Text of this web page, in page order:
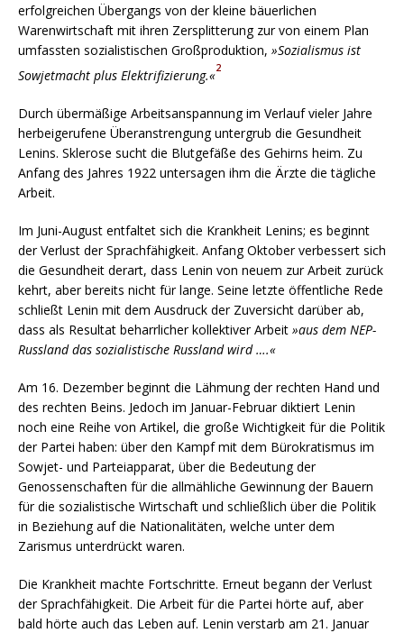
erfolgreichen Übergangs von der kleine bäuerlichen
Warenwirtschaft mit ihren Zersplitterung zur von einem Plan
umfassten sozialistischen Großproduktion, »Sozialismus ist
Sowjetmacht plus Elektrifizierung.«2
Durch übermäßige Arbeitsanspannung im Verlauf vieler Jahre
herbeigerufene Überanstrengung untergrub die Gesundheit
Lenins. Sklerose sucht die Blutgefäße des Gehirns heim. Zu
Anfang des Jahres 1922 untersagen ihm die Ärzte die tägliche
Arbeit.
Im Juni-August entfaltet sich die Krankheit Lenins; es beginnt
der Verlust der Sprachfähigkeit. Anfang Oktober verbessert sich
die Gesundheit derart, dass Lenin von neuem zur Arbeit zurück
kehrt, aber bereits nicht für lange. Seine letzte öffentliche Rede
schließt Lenin mit dem Ausdruck der Zuversicht darüber ab,
dass als Resultat beharrlicher kollektiver Arbeit »aus dem NEP-
Russland das sozialistische Russland wird ….«
Am 16. Dezember beginnt die Lähmung der rechten Hand und
des rechten Beins. Jedoch im Januar-Februar diktiert Lenin
noch eine Reihe von Artikel, die große Wichtigkeit für die Politik
der Partei haben: über den Kampf mit dem Bürokratismus im
Sowjet- und Parteiapparat, über die Bedeutung der
Genossenschaften für die allmähliche Gewinnung der Bauern
für die sozialistische Wirtschaft und schließlich über die Politik
in Beziehung auf die Nationalitäten, welche unter dem
Zarismus unterdrückt waren.
Die Krankheit machte Fortschritte. Erneut begann der Verlust
der Sprachfähigkeit. Die Arbeit für die Partei hörte auf, aber
bald hörte auch das Leben auf. Lenin verstarb am 21. Januar